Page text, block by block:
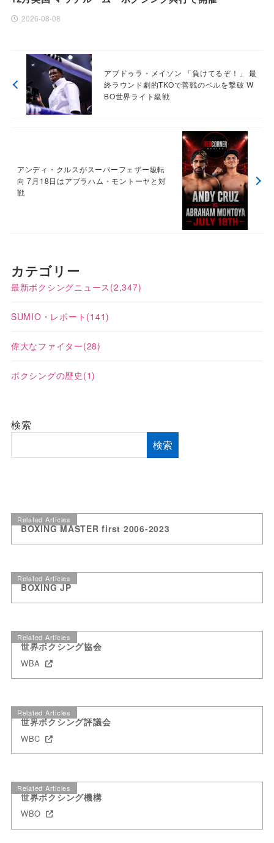
2026-08-08
アブドゥラ・メイソン 「負けてるぞ！」 最
終ラウンド劇的TKOで善戦のベルを撃破 W
BO世界ライト級戦
アンディ・クルスがスーパーフェザー級転
向 7月18日はアブラハム・モントーヤと対
戦
カテゴリー
最新ボクシングニュース (2,347)
SUMIO・レポート (141)
偉大なファイター(28)
ボクシングの歴史 (1)
検索
検索
Related Articles
BOXING MASTER first 2006-2023
Related Articles
BOXING JP
Related Articles
世界ボクシング協会
WBA
Related Articles
世界ボクシング評議会
WBC
Related Articles
世界ボクシング機構
WBO